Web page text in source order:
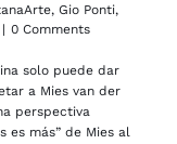
, Gio Ponti,
| 0 Comments
solo puede dar
a Mies van der
perspectiva
es más” de Mies al